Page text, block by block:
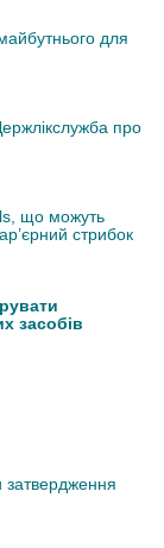
для
про
що можуть
стрибок
засобів